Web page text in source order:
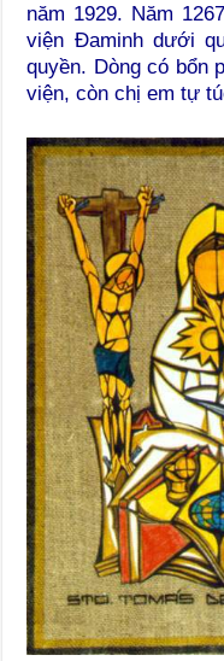
năm 1929. Năm
viện Đaminh dưới
quyền. Dòng có bổn
viện, còn chị em tự